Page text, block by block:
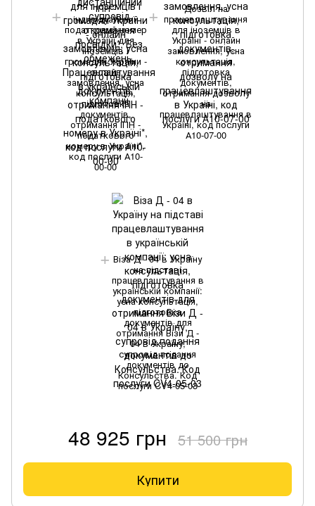
ІПН -
індивідуальний
податковий номер
в Україні для
іноземців і
громадян України -
онлайн
замовлення, усна
консультація,
підготовка
документів,
отримання ІПН -
податкового
номеру в Україні*,
код послуги А10-
00-00
Дозвіл на
працевлаштування
для іноземців в
Україні - онлайн
замовлення, усна
консультація,
підготовка
документів,
отримання дозволу
на
працевлаштування в
Україні, код послуги
А10-07-00
Віза Д - 04 в Україну
на підставі
працевлаштування в
українській компанії:
усна консультація,
підготовка
документів для
отримання Візи Д -
04 в Україну,
супровід подання
документів до
Консульства. Код
послуги CV4-05-03
48 925 грн 51 500 грн
Купити